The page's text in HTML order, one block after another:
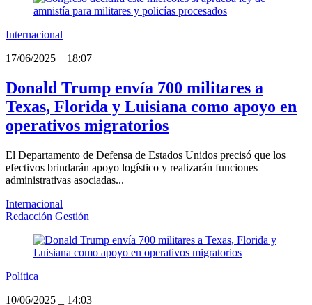
Internacional
17/06/2025
18:07
Donald Trump envía 700 militares a
Texas, Florida y Luisiana como apoyo en
operativos migratorios
El Departamento de Defensa de Estados Unidos precisó que los
efectivos brindarán apoyo logístico y realizarán funciones
administrativas asociadas...
Internacional
Redacción Gestión
Política
10/06/2025
14:03